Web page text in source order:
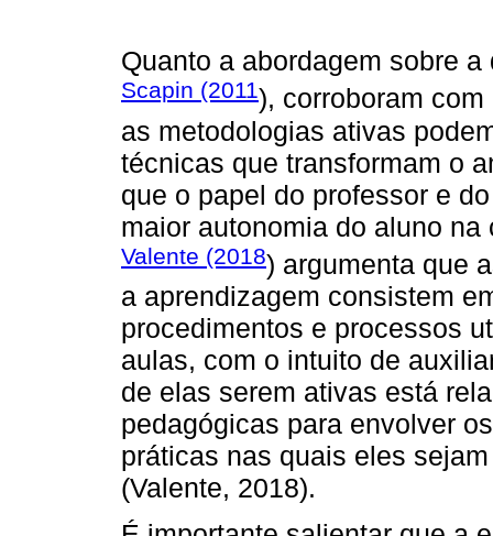
Quanto a abordagem sobre
Scapin (2011), corroboram
as metodologias ativas
técnicas que transformam o
que o papel do professor e
maior autonomia do aluno
Valente (2018) argumenta que
a aprendizagem consistem
procedimentos e processos
aulas, com o intuito de
de elas serem ativas está
pedagógicas para envolver
práticas nas quais eles
(Valente, 2018).